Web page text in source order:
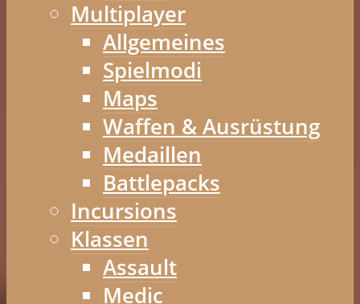
Multiplayer
Allgemeines
Spielmodi
Maps
Waffen & Ausrüstung
Medaillen
Battlepacks
Incursions
Klassen
Assault
Medic